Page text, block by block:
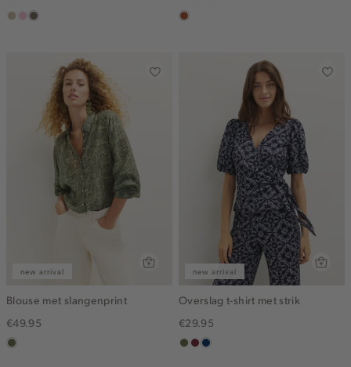
lichtzand
lichtroze
lichtbruin
bruin
new arrival
Blouse met slangenprint
€49.95
groen,
new arrival
Overslag t-shirt met strik
€29.95
groen,
brique
donkerblauw